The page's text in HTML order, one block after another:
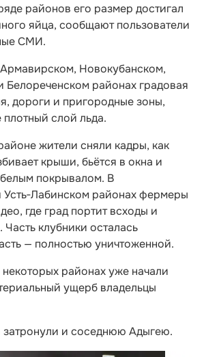
районов его размер достигал
яйца, сообщают пользователи
СМИ.
Новокубанском,
Белореченском районах градовая
дороги и пригородные зоны,
слой льда.
жители сняли кадры, как
крыши, бьётся в окна и
покрывалом. В
Усть‑Лабинском районах фермеры
где град портит всходы и
клубники осталась
— полностью уничтоженной.
районах уже начали
ущерб владельцы
затронули и соседнюю Адыгею.